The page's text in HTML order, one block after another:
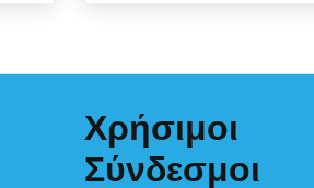
Χρήσιμοι
Σύνδεσμοι